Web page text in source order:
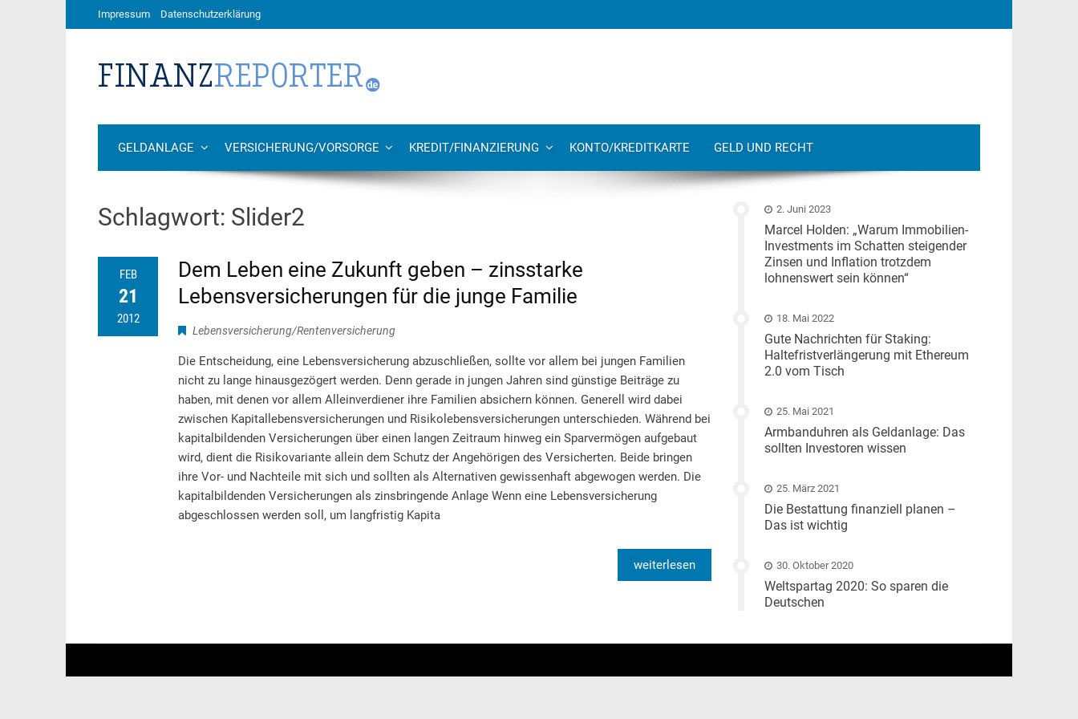
Impressum Datenschutzerklärung
GELDANLAGE VERSICHERUNG/VORSORGE KREDIT/FINANZIERUNG KONTO/KREDITKARTE GELD UND RECHT
Schlagwort: Slider2
FEB
21
2012
Dem Leben eine Zukunft geben – zinsstarke
Lebensversicherungen für die junge Familie
Lebensversicherung/Rentenversicherung
Die Entscheidung, eine Lebensversicherung abzuschließen, sollte vor allem bei jungen Familien
nicht zu lange hinausgezögert werden. Denn gerade in jungen Jahren sind günstige Beiträge zu
haben, mit denen vor allem Alleinverdiener ihre Familien absichern können. Generell wird dabei
zwischen Kapitallebensversicherungen und Risikolebensversicherungen unterschieden. Während bei
kapitalbildenden Versicherungen über einen langen Zeitraum hinweg ein Sparvermögen aufgebaut
wird, dient die Risikovariante allein dem Schutz der Angehörigen des Versicherten. Beide bringen
ihre Vor- und Nachteile mit sich und sollten als Alternativen gewissenhaft abgewogen werden. Die
kapitalbildenden Versicherungen als zinsbringende Anlage Wenn eine Lebensversicherung
abgeschlossen werden soll, um langfristig Kapita
weiterlesen
2. Juni 2023
Marcel Holden: „Warum Immobilien-
Investments im Schatten steigender
Zinsen und Inflation trotzdem
lohnenswert sein können“
18. Mai 2022
Gute Nachrichten für Staking:
Haltefristverlängerung mit Ethereum
2.0 vom Tisch
25. Mai 2021
Armbanduhren als Geldanlage: Das
sollten Investoren wissen
25. März 2021
Die Bestattung finanziell planen –
Das ist wichtig
30. Oktober 2020
Weltspartag 2020: So sparen die
Deutschen